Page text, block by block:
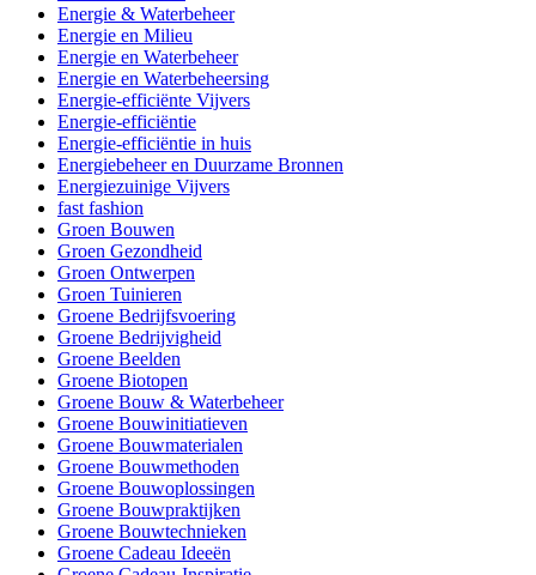
Energie & Waterbeheer
Energie en Milieu
Energie en Waterbeheer
Energie en Waterbeheersing
Energie-efficiënte Vijvers
Energie-efficiëntie
Energie-efficiëntie in huis
Energiebeheer en Duurzame Bronnen
Energiezuinige Vijvers
fast fashion
Groen Bouwen
Groen Gezondheid
Groen Ontwerpen
Groen Tuinieren
Groene Bedrijfsvoering
Groene Bedrijvigheid
Groene Beelden
Groene Biotopen
Groene Bouw & Waterbeheer
Groene Bouwinitiatieven
Groene Bouwmaterialen
Groene Bouwmethoden
Groene Bouwoplossingen
Groene Bouwpraktijken
Groene Bouwtechnieken
Groene Cadeau Ideeën